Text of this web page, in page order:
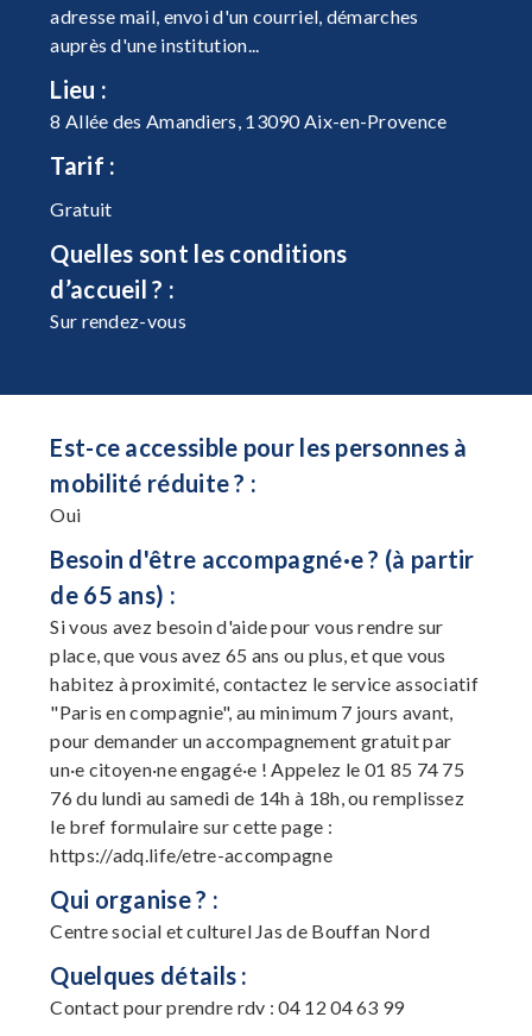
adresse mail, envoi d'un courriel, démarches
auprès d'une institution...
Lieu :
8 Allée des Amandiers, 13090 Aix-en-Provence
Tarif :
Gratuit
Quelles sont les conditions
d’accueil ? :
Sur rendez-vous
Est-ce accessible pour les personnes à
mobilité réduite ? :
Oui
Besoin d'être accompagné·e ? (à partir
de 65 ans) :
Si vous avez besoin d'aide pour vous rendre sur
place, que vous avez 65 ans ou plus, et que vous
habitez à proximité, contactez le service associatif
"Paris en compagnie", au minimum 7 jours avant,
pour demander un accompagnement gratuit par
un·e citoyen·ne engagé·e ! Appelez le 01 85 74 75
76 du lundi au samedi de 14h à 18h, ou remplissez
le bref formulaire sur cette page :
https://adq.life/etre-accompagne
Qui organise ? :
Centre social et culturel Jas de Bouffan Nord
Quelques détails :
Contact pour prendre rdv : 04 12 04 63 99